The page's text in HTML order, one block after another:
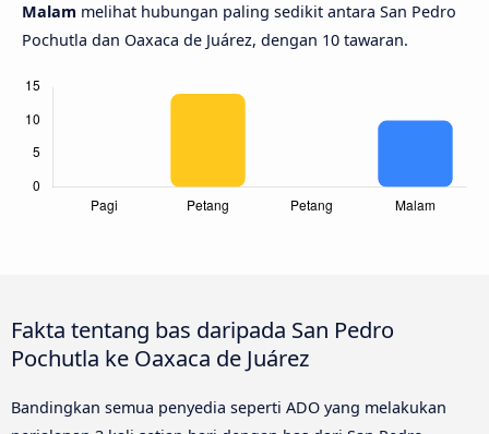
Malam melihat hubungan paling sedikit antara San Pedro
Pochutla dan Oaxaca de Juárez, dengan 10 tawaran.
Fakta tentang bas daripada San Pedro
Pochutla ke Oaxaca de Juárez
Bandingkan semua penyedia seperti ADO yang melakukan